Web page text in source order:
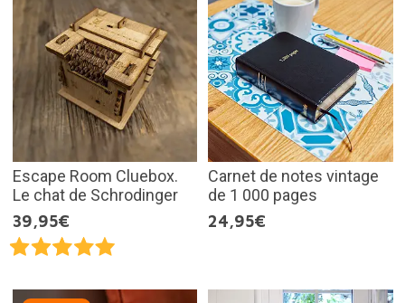
Escape Room Cluebox.
Le chat de Schrodinger
39,95€
Carnet de notes vintage
de 1 000 pages
24,95€